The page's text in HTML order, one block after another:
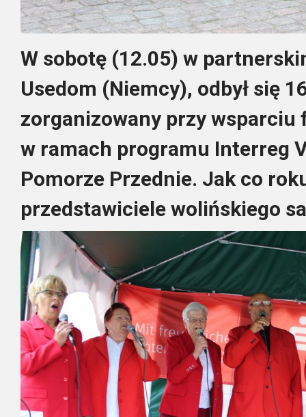
W sobotę (12.05) w
Usedom (Niemcy), odbył się
zorganizowany przy
w ramach programu Interreg
Pomorze Przednie. Jak co
przedstawiciele wolińskiego